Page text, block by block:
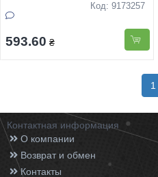
Код: 9173257
593.60 ₴
1
Контактная информация
О компании
Возврат и обмен
Контакты